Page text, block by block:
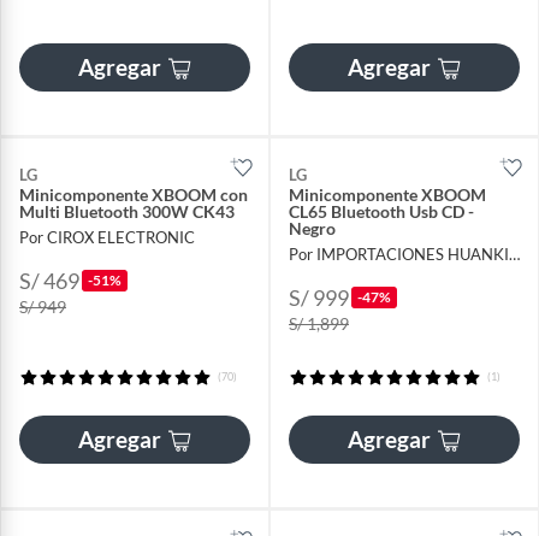
Agregar Agregar
LG
Minicomponente XBOOM con
Multi Bluetooth 300W CK43
Por CIROX ELECTRONIC
S/ 469 -51%
S/ 949
(70)
Agregar
LG
Minicomponente XBOOM
CL65 Bluetooth Usb CD -
Negro
Por IMPORTACIONES HUANKITA
S/ 999 -47%
S/ 1,899
(1)
Agregar